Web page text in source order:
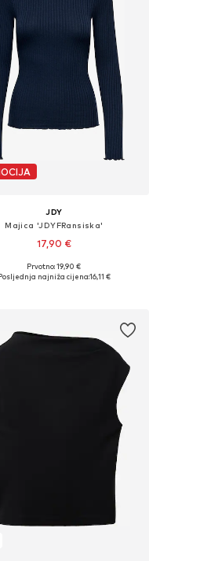
JDY
Majica 'JDYFRansiska'
17,90 €
+ 8
veličine: XS, S, M, L, XL
Prvotno: 19,90 €
najniža cijena:16,11 €